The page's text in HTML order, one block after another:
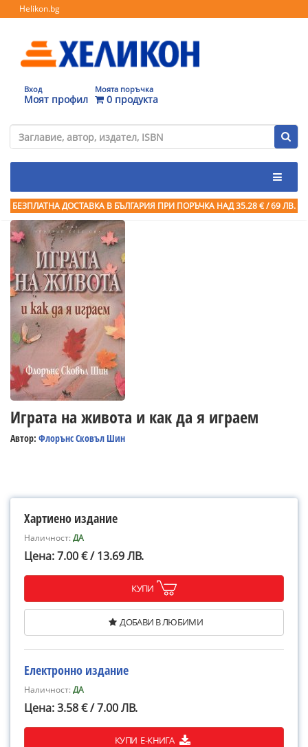
Helikon.bg
Вход
Моят профил
Моята поръчка
0 продукта
БЕЗПЛАТНА ДОСТАВКА В БЪЛГАРИЯ ПРИ ПОРЪЧКА НАД 35.28 € / 69 ЛВ.
Играта на живота и как да я играем
Автор: Флорънс Сковъл Шин
Хартиено издание
Наличност:ДА
Цена: 7.00 € / 13.69 ЛВ.
КУПИ
ДОБАВИ В ЛЮБИМИ
Електронно издание
Наличност:ДА
Цена: 3.58 € / 7.00 ЛВ.
КУПИ Е-КНИГА